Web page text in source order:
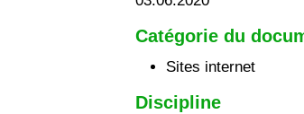
Catégorie du
Sites internet
Discipline